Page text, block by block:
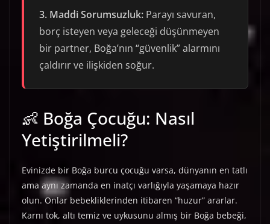
3. Maddi Sorumsuzluk: Parayı savuran,
borç isteyen veya geleceği düşünmeyen
bir partner, Boğa’nın “güvenlik” alarmını
çaldırır ve ilişkiden soğur.
👶 Boğa Çocuğu: Nasıl
Yetiştirilmeli?
Evinizde bir Boğa burcu çocuğu varsa, dünyanın en tatlı
ama aynı zamanda en inatçı varlığıyla yaşamaya hazır
olun. Onlar bebekliklerinden itibaren “huzur” ararlar.
Karnı tok, altı temiz ve uykusunu almış bir Boğa bebeği,